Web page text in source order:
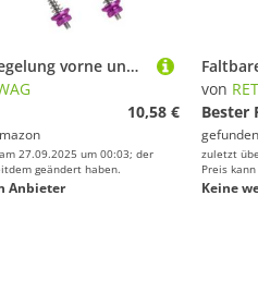
Schnellentriegelung vorne und hinten, Mountainbike-Spieß, Fahrräder, Radnabe, schnelles Lösen von Spießen für Rennräder, Mountainbikes, Radnabe vorne und hinten
10,58 €
27.09.2025 um 00:03; der
geändert haben.
Anbieter
von
Bester
zuletzt
Preis
Keine